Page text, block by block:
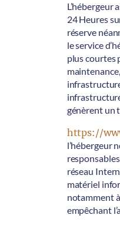
L’hébergeur
24 Heures
réserve
le service
plus courtes
génèrent un
https://
l’hébergeur
réseau
matériel
notamment
empêchant